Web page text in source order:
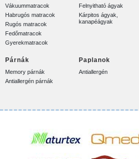
Vákuummatracok
Habrugós matracok
Rugós matracok
Fedőmatracok
Gyerekmatracok
Felnyitható ágyak
Kárpitos ágyak,
kanapéágyak
Párnák
Memory párnák
Antiallergén párnák
Paplanok
Antiallergén